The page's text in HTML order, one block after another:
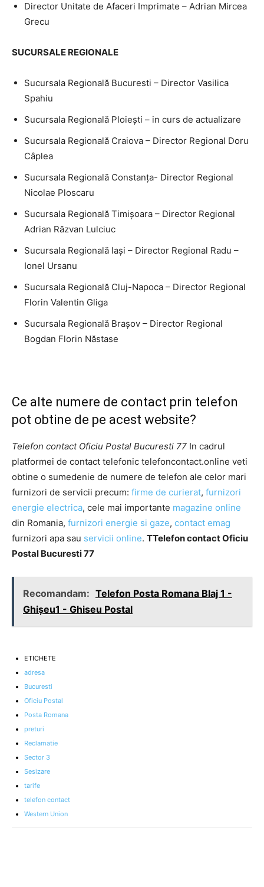
Director Unitate de Afaceri Imprimate – Adrian Mircea
Grecu
SUCURSALE REGIONALE
Sucursala Regională Bucuresti – Director Vasilica
Spahiu
Sucursala Regională Ploieşti – in curs de actualizare
Sucursala Regională Craiova – Director Regional Doru
Câplea
Sucursala Regională Constanţa- Director Regional
Nicolae Ploscaru
Sucursala Regională Timişoara – Director Regional
Adrian Răzvan Lulciuc
Sucursala Regională Iaşi – Director Regional Radu –
Ionel Ursanu
Sucursala Regională Cluj-Napoca – Director Regional
Florin Valentin Gliga
Sucursala Regională Braşov – Director Regional
Bogdan Florin Năstase
Ce alte numere de contact prin telefon
pot obtine de pe acest website?
Telefon contact Oficiu Postal Bucuresti 77 In cadrul
platformei de contact telefonic telefoncontact.online veti
obtine o sumedenie de numere de telefon ale celor mari
furnizori de servicii precum: firme de curierat, furnizori
energie electrica, cele mai importante magazine online
din Romania, furnizori energie si gaze, contact emag
furnizori apa sau servicii online. TTelefon contact Oficiu
Postal Bucuresti 77
Recomandam: Telefon Posta Romana Blaj 1 -
Ghişeu1 - Ghiseu Postal
ETICHETE
adresa
Bucuresti
Oficiu Postal
Posta Romana
preturi
Reclamatie
Sector 3
Sesizare
tarife
telefon contact
Western Union